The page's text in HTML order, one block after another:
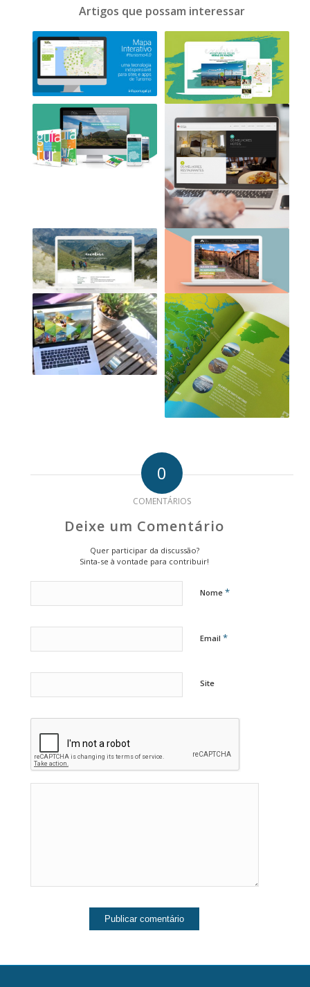
Artigos que possam interessar
0
COMENTÁRIOS
Deixe um Comentário
Quer participar da discussão?
Sinta-se à vontade para contribuir!
Nome *
Email *
Site